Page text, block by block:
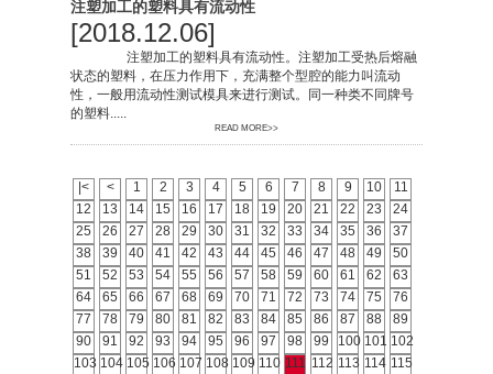
注塑加工的塑料具有流动性
[2018.12.06]
注塑加工的塑料具有流动性。注塑加工受热后熔融
状态的塑料，在压力作用下，充满整个型腔的能力叫流动
性，一般用流动性测试模具来进行测试。同一种类不同牌号
的塑料.....
READ MORE>>
|< < 1 2 3 4 5 6 7 8 9 10
11
12
13 14 15 16 17 18 19 20 21 22 23
24
25
26 27 28 29 30 31 32 33 34 35 36
37
38
39 40 41 42 43 44 45 46 47 48 49
50
51
52 53 54 55 56 57 58 59 60 61 62
63
64
65 66 67 68 69 70 71 72 73 74 75
76
77
78 79 80 81 82 83 84 85 86 87 88
89
90
91 92 93 94 95 96 97 98 99 100 101 102
103 104 105 106 107 108 109 110 111 112 113 114 115